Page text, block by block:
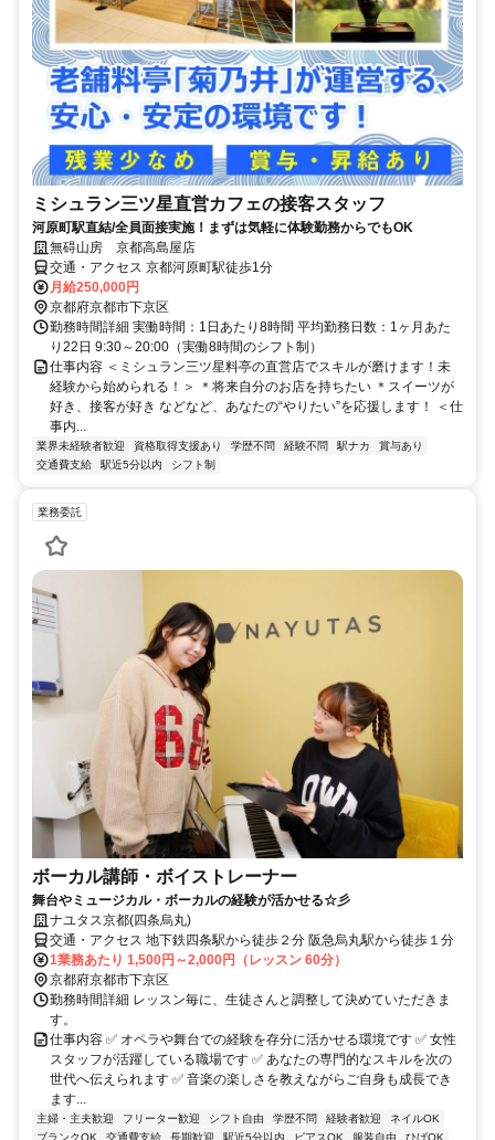
ミシュラン三ツ星直営カフェの接客スタッフ
河原町駅直結/全員面接実施！まずは気軽に体験勤務からでもOK
無碍山房 京都高島屋店
交通・アクセス 京都河原町駅徒歩1分
月給250,000円
京都府京都市下京区
勤務時間詳細 実働時間：1日あたり8時間 平均勤務日数：1ヶ月あた
り22日 9:30～20:00（実働8時間のシフト制）
仕事内容 ＜ミシュラン三ツ星料亭の直営店でスキルが磨けます！未
経験から始められる！＞ ＊将来自分のお店を持ちたい ＊スイーツが
好き、接客が好き などなど、あなたの“やりたい”を応援します！ ＜仕
事内...
業界未経験者歓迎 資格取得支援あり 学歴不問 経験不問 駅ナカ
賞与あり
交通費支給
駅近5分以内 シフト制
業務委託
ボーカル講師・ボイストレーナー
舞台やミュージカル・ボーカルの経験が活かせる☆彡
ナユタス京都(四条烏丸)
交通・アクセス 地下鉄四条駅から徒歩２分 阪急烏丸駅から徒歩１分
1業務あたり 1,500円～2,000円（レッスン 60分）
京都府京都市下京区
勤務時間詳細 レッスン毎に、生徒さんと調整して決めていただきま
す。
仕事内容 ✅ オペラや舞台での経験を存分に活かせる環境です ✅ 女性
スタッフが活躍している職場です ✅ あなたの専門的なスキルを次の
世代へ伝えられます ✅ 音楽の楽しさを教えながらご自身も成長でき
ます...
主婦・主夫歓迎 フリーター歓迎 シフト自由 学歴不問 経験者歓迎
ネイルOK
ブランクOK
交通費支給 長期歓迎 駅近5分以内 ピアスOK 服装自由 ひげOK